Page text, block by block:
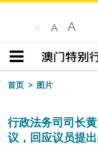
A A A
目录
首页
图片
行政法务司司长
议，回应议员提出